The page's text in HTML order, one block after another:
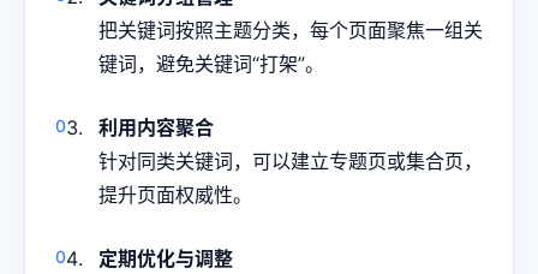
把关键词按照主题分类，每个页面聚焦一组关
键词，避免关键词“打架”。
利用内容聚合
针对同类关键词，可以建立专题页或集合页，
提升页面权威性。
定期优化与调整